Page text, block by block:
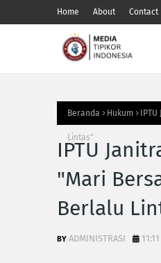
Home About Contact
Beranda Hukum
Lintas"
IPTU
"Mari
Berlalu
ADMINISTRASI 11:11